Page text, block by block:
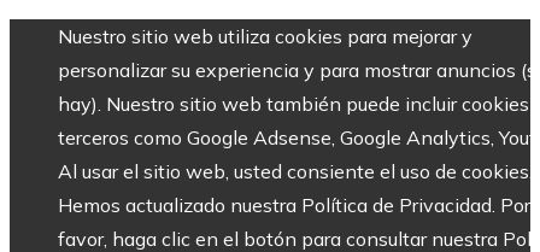
Nuestro sitio web utiliza cookies para mejorar y
personalizar su experiencia y para mostrar anuncios
hay). Nuestro sitio web también puede incluir cookies
terceros como Google Adsense, Google Analytics,
Al usar el sitio web, usted consiente el uso de cookies.
Hemos actualizado nuestra Política de Privacidad. Por
favor, haga clic en el botón para consultar nuestra